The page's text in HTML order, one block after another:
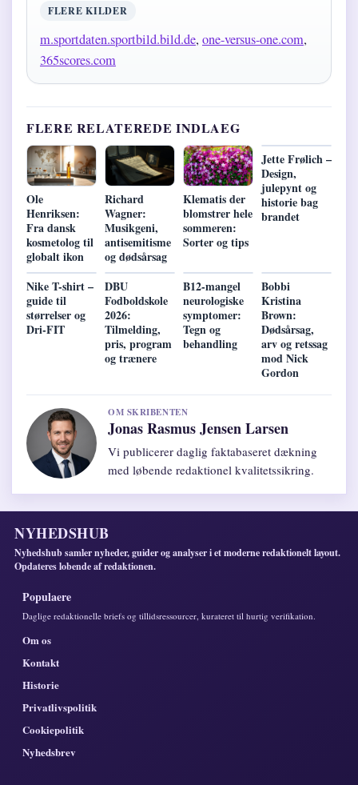
FLERE KILDER
m.sportdaten.sportbild.bild.de, one-versus-one.com,
365scores.com
FLERE RELATEREDE INDLAEG
Ole
Henriksen:
Fra dansk
kosmetolog til
globalt ikon
Richard
Wagner:
Musikgeni,
antisemitisme
og dødsårsag
Klematis der
blomstrer hele
sommeren:
Sorter og tips
Jette Frølich –
Design,
julepynt og
historie bag
brandet
Nike T-shirt –
guide til
størrelser og
Dri-FIT
DBU
Fodboldskole
2026:
Tilmelding,
pris, program
og trænere
B12-mangel
neurologiske
symptomer:
Tegn og
behandling
Bobbi
Kristina
Brown:
Dødsårsag,
arv og retssag
mod Nick
Gordon
OM SKRIBENTEN
Jonas Rasmus Jensen Larsen
Vi publicerer daglig faktabaseret dækning
med løbende redaktionel kvalitetssikring.
NYHEDSHUB
Nyhedshub samler nyheder, guider og analyser i et moderne redaktionelt layout.
Opdateres lobende af redaktionen.
Populaere
Daglige redaktionelle briefs og tillidsressourcer, kurateret til hurtig verifikation.
Om os
Kontakt
Historie
Privatlivspolitik
Cookiepolitik
Nyhedsbrev